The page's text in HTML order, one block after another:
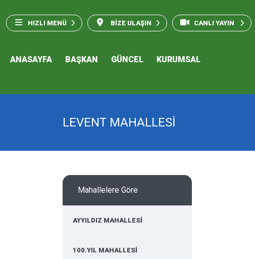
HIZLI MENÜ BİZE ULAŞIN CANLI YAYIN
ANASAYFA BAŞKAN GÜNCEL KURUMSAL
LEVENT MAHALLESİ
Mahallelere Göre
AYYILDIZ MAHALLESİ
100.YIL MAHALLESİ